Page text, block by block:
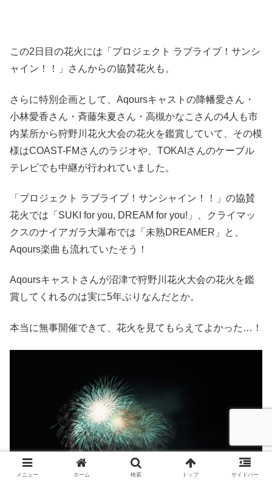
この2日目の花火には「プロジェクト ラブライブ！サンシ
ャイン！！」さんからの協賛花火も。
さらに特別企画として、Aqoursキャストの降幡愛さん・
小林愛香さん・斉藤朱夏さん・高槻かなこさんの4人も市
内某所から狩野川花火大会の花火を鑑賞していて、その模
様はCOAST-FMさんのラジオや、TOKAIさんのケーブル
テレビでも中継が行われていました。
「プロジェクト ラブライブ！サンシャイン！！」の協賛
花火では「SUKI for you, DREAM for you!」、クライマッ
クスのナイアガラ大瀑布では「未熟DREAMER」と、
Aqours楽曲も流れていたそう！
Aqoursキャストさんが沼津で狩野川花火大会の花火を鑑
賞してくれるのは実に5年ぶりなんだとか。
本当に無事開催できて、花火を見てもらえてよかった…！
メニュー ホーム 検索 トップ サイドバー